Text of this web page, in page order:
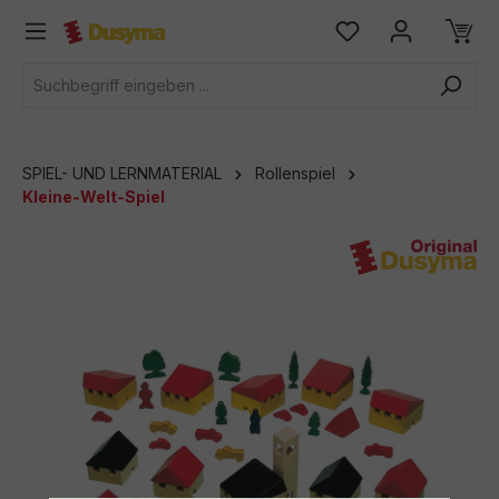
springen
SPIEL- UND LERNMATERIAL
Rollenspiel
Kleine-Welt-Spiel